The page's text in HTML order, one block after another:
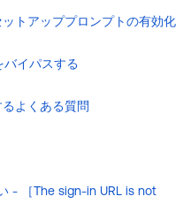
トアッププロンプトの有効化
バイパスする
よくある質問
- ［The sign-in URL is not